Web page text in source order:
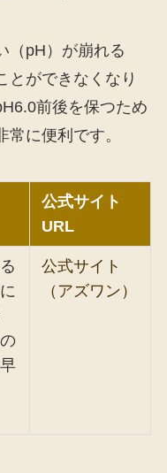
（pH）が崩れる
とができなくなり
前後を保つため
に便利です。
公式サイト
URL
公式サイト
（アズワン）